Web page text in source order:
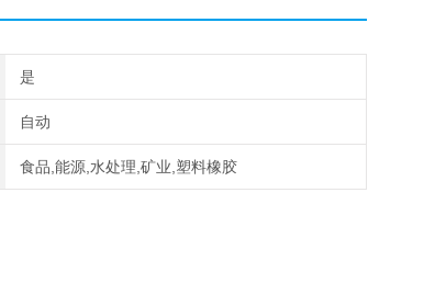
是
自动
食品,能源,水处理,矿业,塑料橡胶